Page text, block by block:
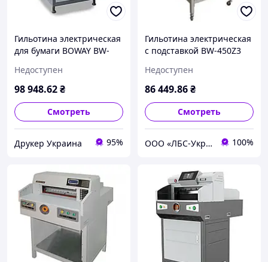
Гильотина электрическая
для бумаги BOWAY BW-
Недоступен
98 948.62₴
Смотреть
Друкер Украина 95%
Гильотина электрическая
с подставкой BW-450Z3
Недоступен
86 449.86₴
Смотреть
ООО «ЛБС-Україна» 100%